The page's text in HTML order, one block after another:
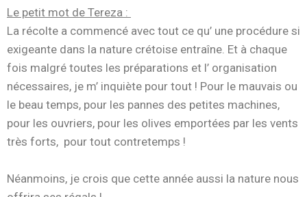
Le petit mot de Tereza :
La récolte a commencé avec tout ce qu’ une procédure si
exigeante dans la nature crétoise entraîne. Et à chaque
fois malgré toutes les préparations et l’ organisation
nécessaires, je m’ inquiète pour tout ! Pour le mauvais ou
le beau temps, pour les pannes des petites machines,
pour les ouvriers, pour les olives emportées par les vents
très forts, pour tout contretemps !
Néanmoins, je crois que cette année aussi la nature nous